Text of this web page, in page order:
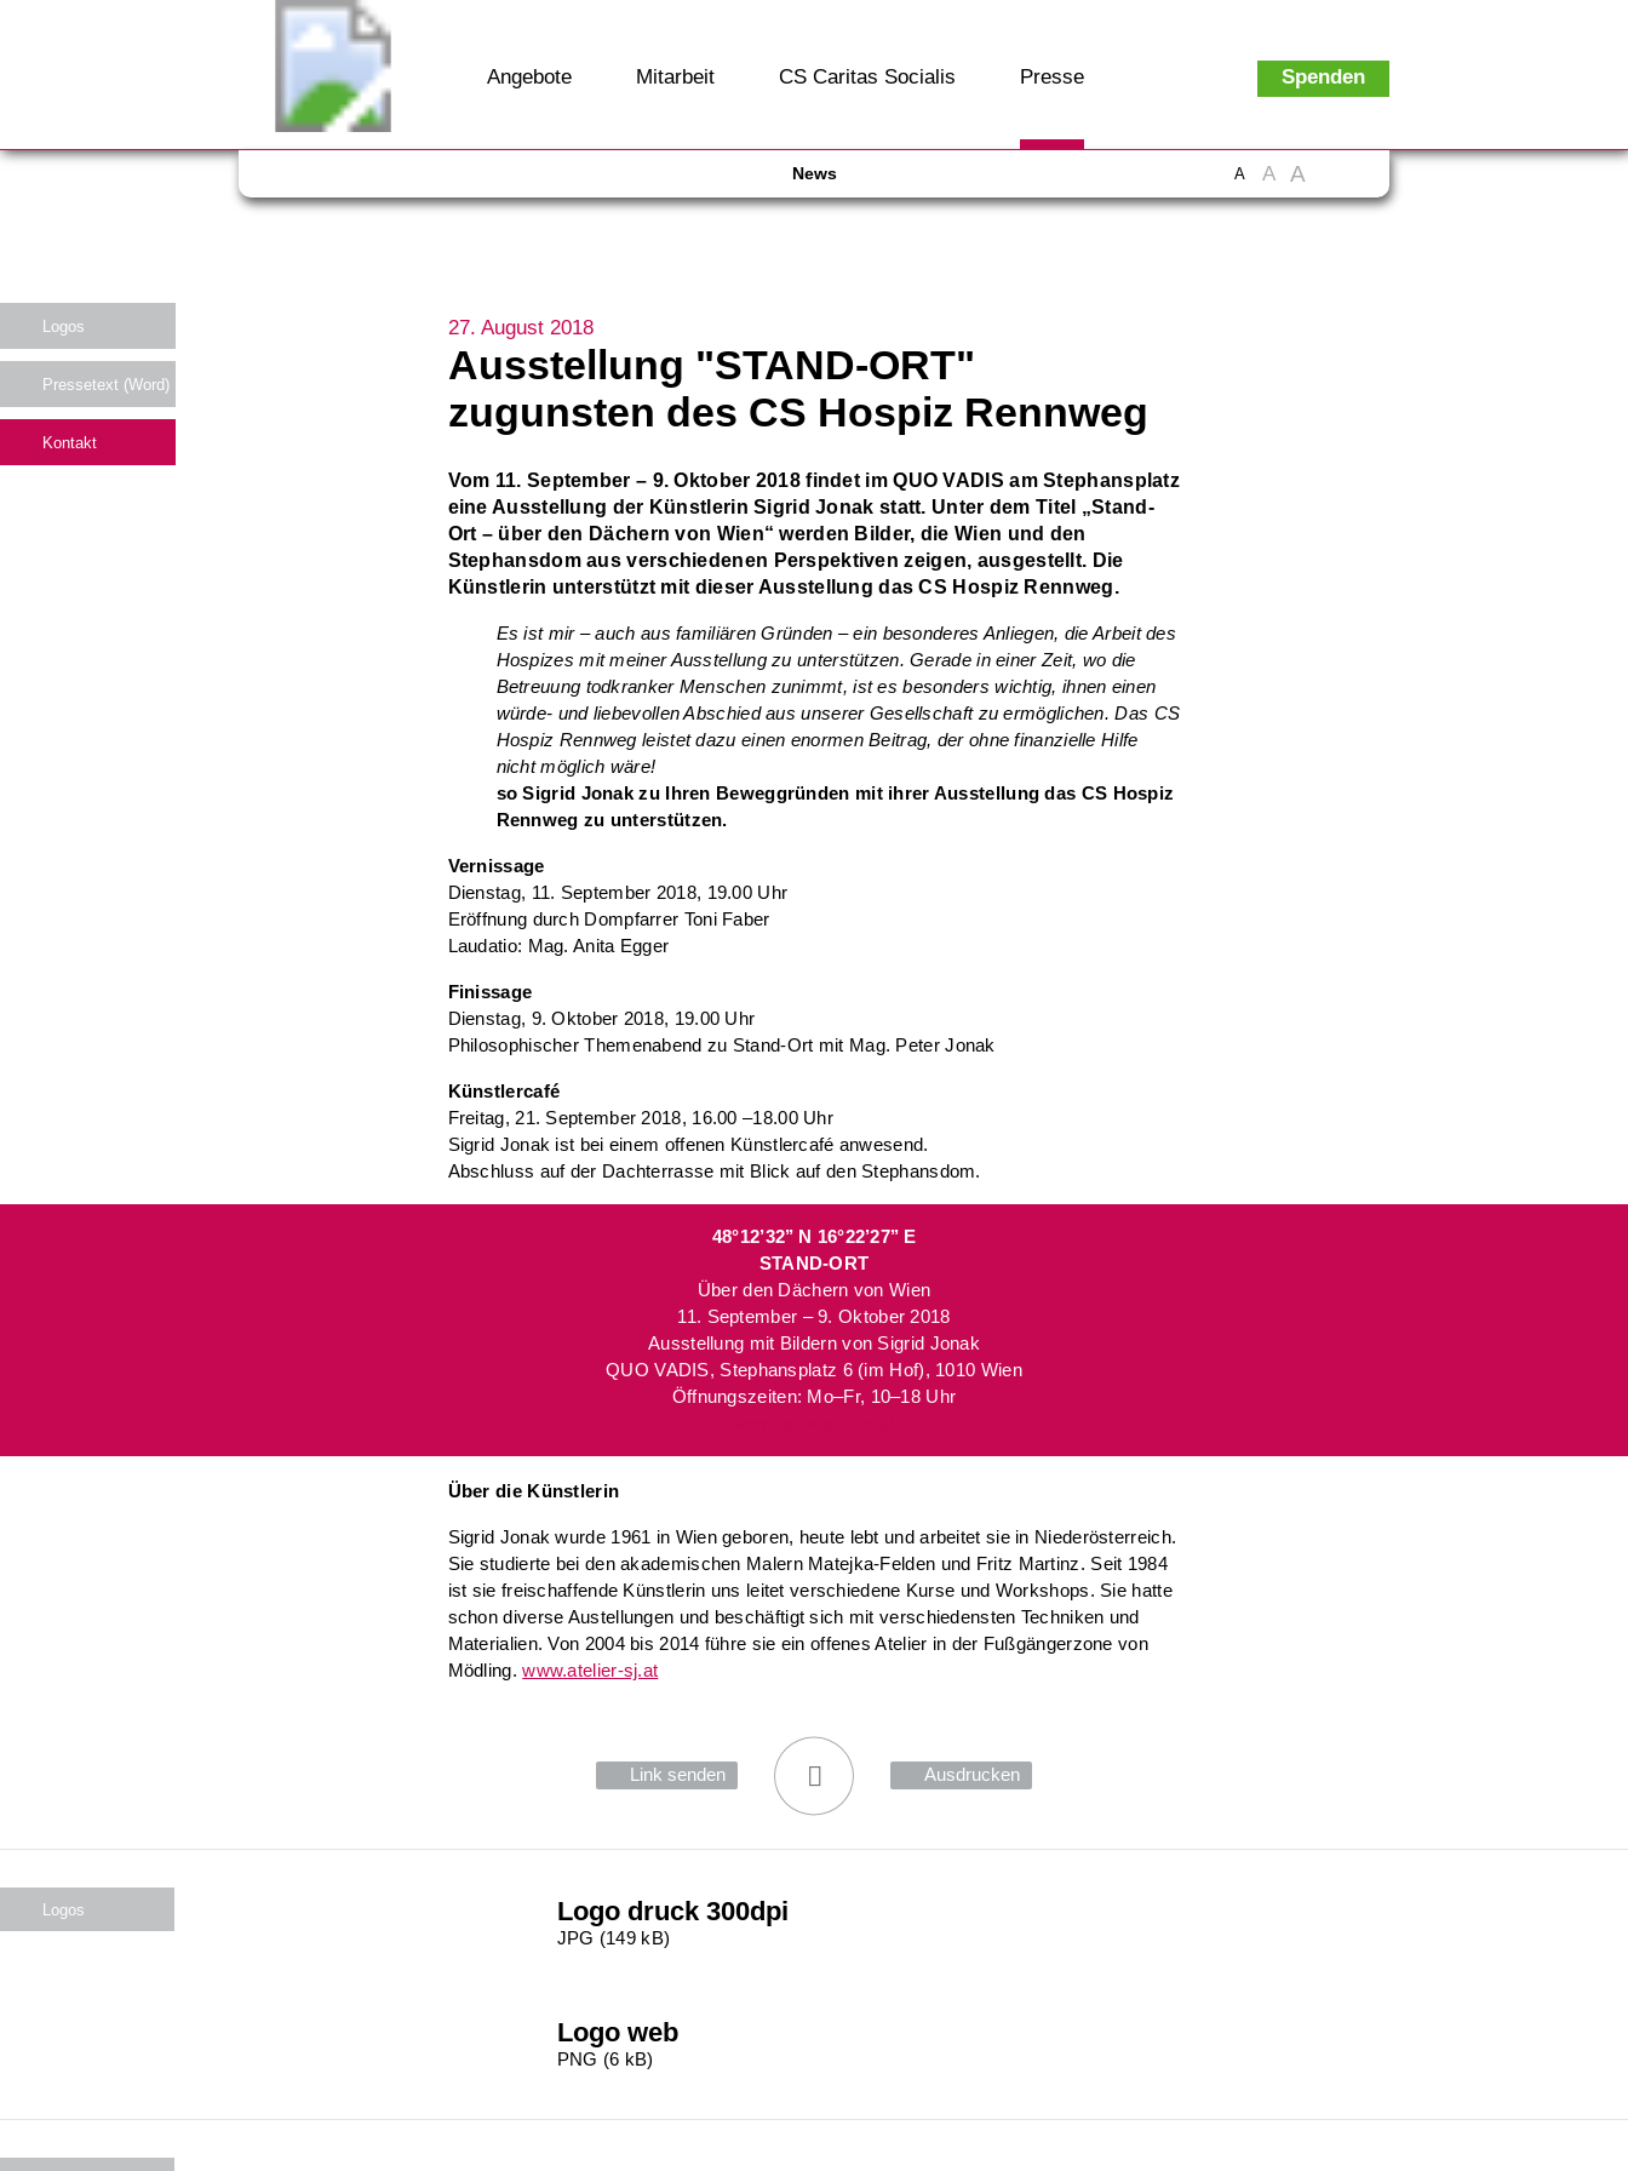
Angebote Mitarbeit CS Caritas Socialis Presse Spenden
A A A
News
27. August 2018
Ausstellung "STAND-ORT"
zugunsten des CS Hospiz Rennweg
Vom 11. September – 9. Oktober 2018 findet im QUO VADIS am Stephansplatz
eine Ausstellung der Künstlerin Sigrid Jonak statt. Unter dem Titel „Stand-
Ort – über den Dächern von Wien“ werden Bilder, die Wien und den
Stephansdom aus verschiedenen Perspektiven zeigen, ausgestellt. Die
Künstlerin unterstützt mit dieser Ausstellung das CS Hospiz Rennweg.
Es ist mir – auch aus familiären Gründen – ein besonderes Anliegen, die Arbeit des
Hospizes mit meiner Ausstellung zu unterstützen. Gerade in einer Zeit, wo die
Betreuung todkranker Menschen zunimmt, ist es besonders wichtig, ihnen einen
würde- und liebevollen Abschied aus unserer Gesellschaft zu ermöglichen. Das CS
Hospiz Rennweg leistet dazu einen enormen Beitrag, der ohne finanzielle Hilfe
nicht möglich wäre!
so Sigrid Jonak zu Ihren Beweggründen mit ihrer Ausstellung das CS Hospiz
Rennweg zu unterstützen.
Vernissage
Dienstag, 11. September 2018, 19.00 Uhr
Eröffnung durch Dompfarrer Toni Faber
Laudatio: Mag. Anita Egger
Finissage
Dienstag, 9. Oktober 2018, 19.00 Uhr
Philosophischer Themenabend zu Stand-Ort mit Mag. Peter Jonak
Künstlercafé
Freitag, 21. September 2018, 16.00 –18.00 Uhr
Sigrid Jonak ist bei einem offenen Künstlercafé anwesend.
Abschluss auf der Dachterrasse mit Blick auf den Stephansdom.
48°12’32’’ N 16°22’27’’ E
STAND-ORT
Über den Dächern von Wien
11. September – 9. Oktober 2018
Ausstellung mit Bildern von Sigrid Jonak
QUO VADIS, Stephansplatz 6 (im Hof), 1010 Wien
Öffnungszeiten: Mo–Fr, 10–18 Uhr
Über die Künstlerin
Sigrid Jonak wurde 1961 in Wien geboren, heute lebt und arbeitet sie in Niederösterreich.
Sie studierte bei den akademischen Malern Matejka-Felden und Fritz Martinz. Seit 1984
ist sie freischaffende Künstlerin uns leitet verschiedene Kurse und Workshops. Sie hatte
schon diverse Austellungen und beschäftigt sich mit verschiedensten Techniken und
Materialien. Von 2004 bis 2014 führe sie ein offenes Atelier in der Fußgängerzone von
Mödling.www.atelier-sj.at
Link senden Ausdrucken
Logos
Logos Logo druck 300dpi
JPG (149 kB)
Logo web
PNG (6 kB)
Pressetext (Word)
Kontakt